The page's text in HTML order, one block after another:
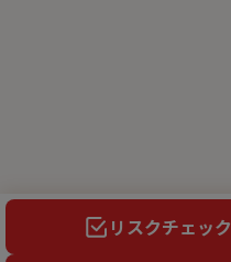
リスクチェック